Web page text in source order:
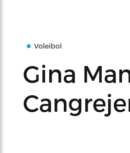
Voleibol
Gina